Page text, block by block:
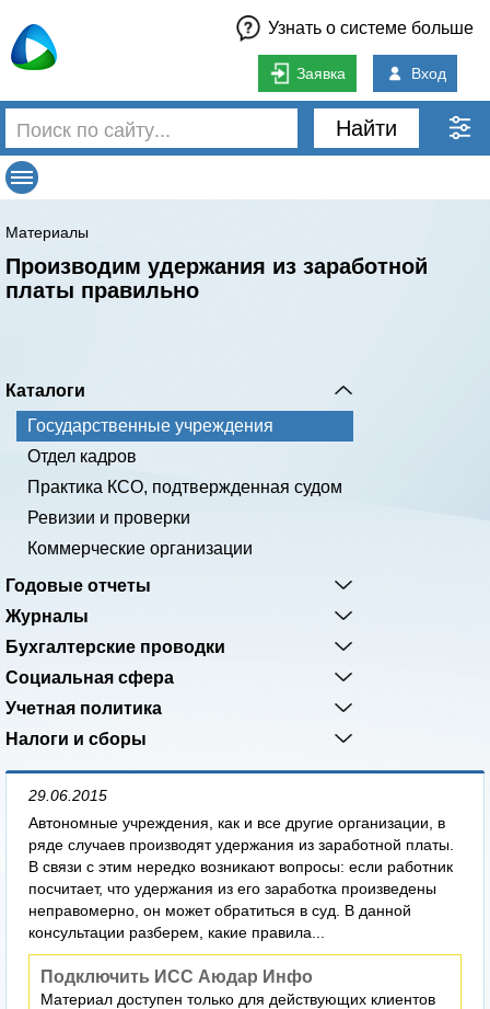
Узнать о системе больше
Заявка Вход
Найти
Материалы
Производим удержания из заработной
платы правильно
Каталоги
Государственные учреждения
Отдел кадров
Практика КСО, подтвержденная судом
Ревизии и проверки
Коммерческие организации
Годовые отчеты
Журналы
Бухгалтерские проводки
Социальная сфера
Учетная политика
Налоги и сборы
29.06.2015
Автономные учреждения, как и все другие организации, в
ряде случаев производят удержания из заработной платы.
В связи с этим нередко возникают вопросы: если работник
посчитает, что удержания из его заработка произведены
неправомерно, он может обратиться в суд. В данной
консультации разберем, какие правила...
Подключить ИСС Аюдар Инфо
Материал доступен только для действующих клиентов